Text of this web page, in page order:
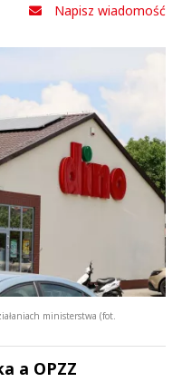
Napisz wiadomość
ministerstwa (fot.
a OPZZ